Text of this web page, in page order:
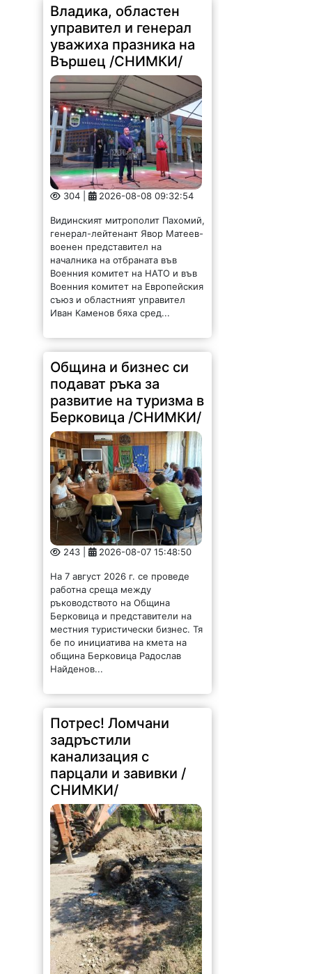
Владика, областен
управител и генерал
уважиха празника на
Вършец /СНИМКИ/
304 | 2026-08-08 09:32:54
Видинският митрополит Пахомий,
генерал-лейтенант Явор Матеев-
военен представител на
началника на отбраната във
Военния комитет на НАТО и във
Военния комитет на Европейския
съюз и областният управител
Иван Каменов бяха сред...
Община и бизнес си
подават ръка за
развитие на туризма в
Берковица /СНИМКИ/
243 | 2026-08-07 15:48:50
На 7 август 2026 г. се проведе
работна среща между
ръководството на Община
Берковица и представители на
местния туристически бизнес. Тя
бе по инициатива на кмета на
община Берковица Радослав
Найденов...
Потрес! Ломчани
задръстили
канализация с
парцали и завивки /
СНИМКИ/